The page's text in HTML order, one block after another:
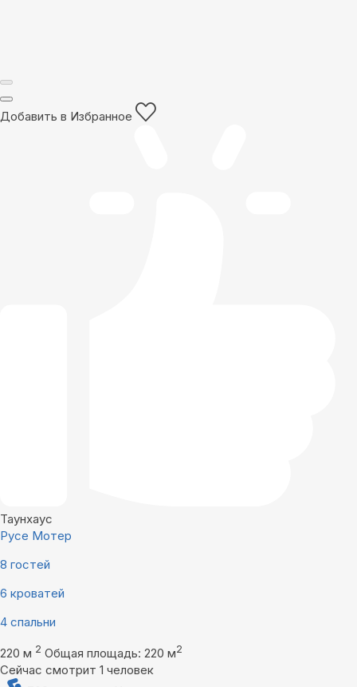
Добавить в Избранное
Таунхаус
Русе Мотер
8 гостей
6 кроватей
4 спальни
220 м 2 Общая площадь: 220 м2
Сейчас смотрит 1 человек